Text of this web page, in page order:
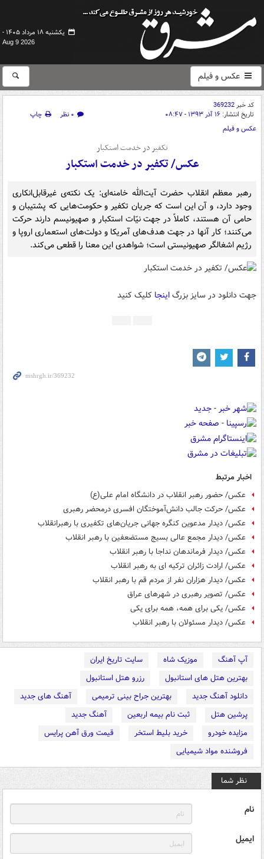
یکشنبه ۱۸ مرداد ۱۴۰۵ -
Aug 9 2026
عکس و فیلم
کد خبر369232
تاریخ انتشار: ۱۶ آذر ۱۳۹۳ - ۰۸:۴۷ ۰ نظر
چاپ
عکس و فیلم
تکفیر در خدمت استکبار
عکس/ تکفیر در خدمت استکبار
رهبر معظم انقلاب حضرت آیت‌الله خامنه‌ای: یک نکته‌ى غیرقابل‌انکارى
وجود دارد، و آن این است که جریان تکفیر و حکومت‌هایى که پشتیبان و
حامى آن هستند، کاملاً در جهت نیّات استکبار و صهیونیسم دارند حرکت
می‌کنند؛ کار آنها در جهت هدف‌هاى آمریکا و دولت‌هاى استعمارى اروپا و
رژیم اشغالگر صهیونیستى است؛ شواهدى این معنا را قطعى می‌کند.
جهت دانلود در سایز بزرگاینجا کلیک کنید
اخبار مرتبط
عکس/ حضور رهبر انقلاب در دانشگاه امام علی(ع)
عکس/ حرکت جالب دانش‌آموختگان افسری درمحضر رهبری
عکس/ دیدار مدعوین کنگره جهانی جریان‌های تکفیری با رهبرانقلاب
عکس/ دیدار مجمع عالی بسیج مستضعفین با رهبر انقلاب
عکس/ دیدار فرماندهان نداجا با رهبر انقلاب
عکس/ ارادت زائران ترکیه ای به رهبر انقلاب
عکس/ دیدار هزاران نفر از مردم قم با رهبر انقلاب
عکس/ تصویر رهبری در شهرهای عراق
عکس/ یکی برای همه، همه برای یکی
عکس/ دیدار مسئولان با رهبر انقلاب
آپ آهنگ موزیک شاه
سایت تاریخ ایران
بهترین هتل های استانبول
رزرو هتل استانبول
دانلود آهنگ جدید
بهترین جراح بینی ترمیمی
آهنگ های جدید
پرشین هتل
ثبت نام بیمه اربعین
آهنگ جدید
مزایده خودرو
خرید بلیط استخر
قیمت ورق آهن پرایس
فروشنده مواد شیمیایی
نظر شما
نام
ایمیل